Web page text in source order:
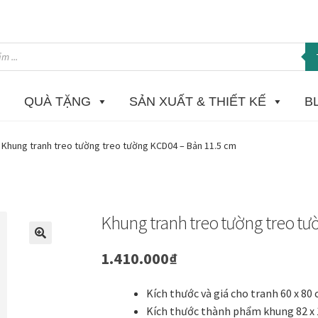
QUÀ TẶNG SẢN XUẤT & THIẾT KẾ
Catalogue Câu hỏi thường gặp khi mua tranh tại Mia
Nhận vẽ tranh theo yêu cầu Phương thức
test Test home page 260225
Tranh hoa sen treo phòng thờ Tranh mừng thọ
Khung tranh treo tường treo tường KCD04 – Bản 11.5 cm
Khung tranh treo tường treo
1.410.000₫
Kích thước và giá cho tranh 60 x 80
Kích thước thành phẩm khung 82 x